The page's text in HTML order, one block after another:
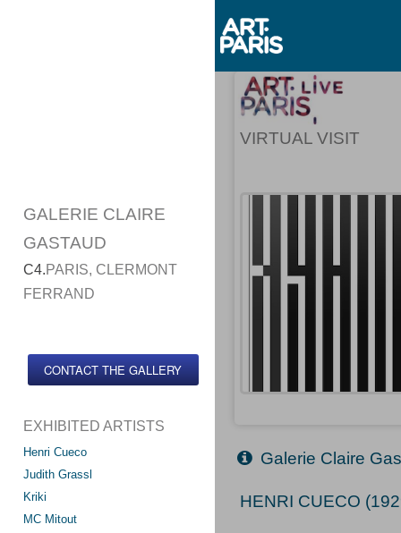
GALERIE CLAIRE
GASTAUD
C4.PARIS, CLERMONT
FERRAND
CONTACT THE GALLERY
EXHIBITED ARTISTS
Henri Cueco
Judith Grassl
Kriki
MC Mitout
VIRTUAL VISIT
Galerie Claire
HENRI CUECO